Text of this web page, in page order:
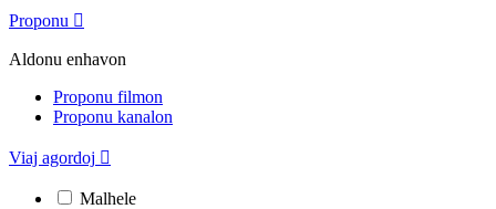
Proponu 
Aldonu enhavon
Proponu filmon
Proponu kanalon
Viaj agordoj 
Malhele